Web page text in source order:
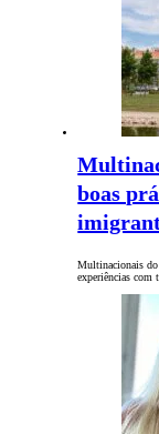
boas
Multinacionais do
experiências com